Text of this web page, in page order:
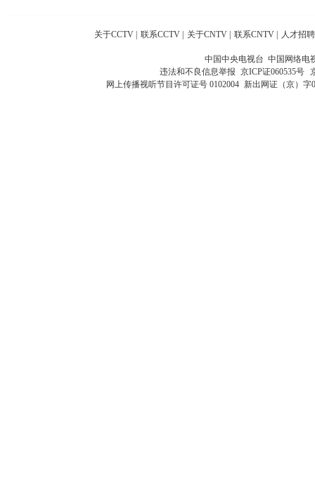
关于CCTV 联系CCTV 关于CNTV 联系CNTV 人才招聘
中国中央电视台 中国网络电
违法和不良信息举报 京ICP证060535号
网上传播视听节目许可证号 0102004 新出网证（京）